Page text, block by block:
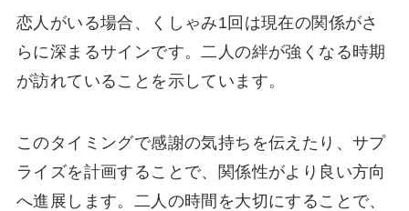
恋人がいる場合、くしゃみ1回は現在の関係がさ
らに深まるサインです。二人の絆が強くなる時期
が訪れていることを示しています。
このタイミングで感謝の気持ちを伝えたり、サプ
ライズを計画することで、関係性がより良い方向
へ進展します。二人の時間を大切にすることで、